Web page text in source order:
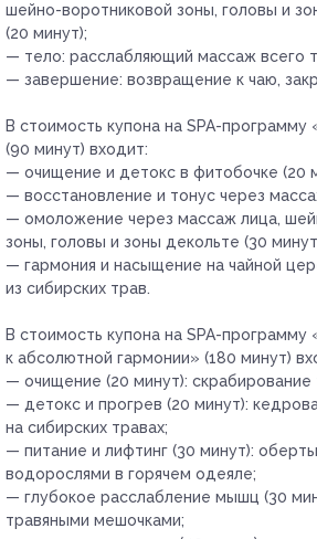
шейно-воротниковой зоны, головы и
(20 минут);
— тело: расслабляющий массаж всего
— завершение: возвращение к чаю,
В стоимость купона на SPA-программу
(90 минут) входит:
— очищение и детокс в фитобочке (20
— восстановление и тонус через
— омоложение через массаж лица,
зоны, головы и зоны декольте (30
— гармония и насыщение на чайной
из сибирских трав.
В стоимость купона на SPA-программу
к абсолютной гармонии» (180 минут)
— очищение (20 минут): скрабирование
— детокс и прогрев (20 минут):
на сибирских травах;
— питание и лифтинг (30 минут):
водорослями в горячем одеяле;
— глубокое расслабление мышц (30
травяными мешочками;